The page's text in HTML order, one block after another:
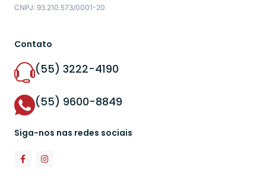
CNPJ: 93.210.573/0001-20
Contato
(55) 3222-4190
(55) 9600-8849
Siga-nos nas redes sociais